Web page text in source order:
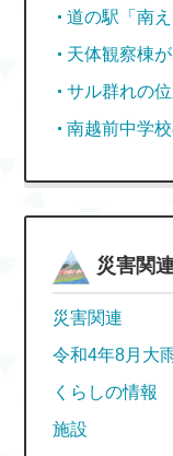
道の駅「南
天体観察棟
サル群れの
南越前中学
災害関
災害関連
令和4年8月大
くらしの情報
施設